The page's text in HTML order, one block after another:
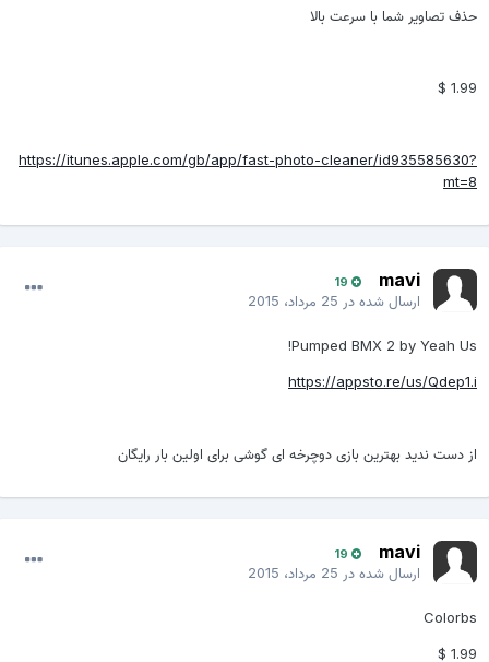
حذف تصاویر شما با سرعت بالا
1.99 $
https://itunes.apple.com/gb/app/fast-photo-cleaner/id935585630?
mt=8
mavi
19
ارسال شده در25 مرداد، 2015
Pumped BMX 2 by Yeah Us!
https://appsto.re/us/Qdep1.i
از دست ندید بهترین بازی دوچرخه ای گوشی برای اولین بار رایگان
mavi
19
ارسال شده در25 مرداد، 2015
Colorbs
1.99 $